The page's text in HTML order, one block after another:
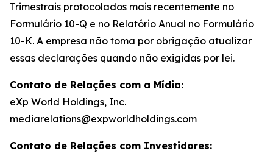
Trimestrais protocolados mais recentemente no
Formulário 10-Q e no Relatório Anual no Formulário
10-K. A empresa não toma por obrigação atualizar
essas declarações quando não exigidas por lei.
Contato de Relações com a Mídia:
eXp World Holdings, Inc.
mediarelations@expworldholdings.com
Contato de Relações com Investidores: